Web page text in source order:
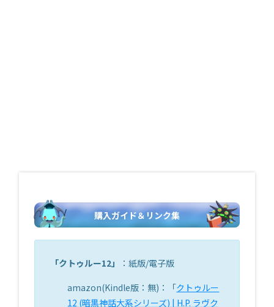
購入ガイド＆リンク集
「クトゥルー12」
：紙版/電子版
amazon(Kindle版：無)：「クトゥルー
12 (暗黒神話大系シリーズ) | H.P. ラヴク